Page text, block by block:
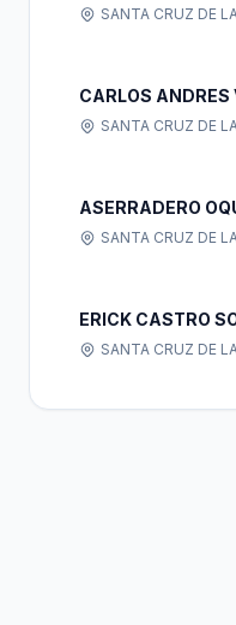
SANTA CRUZ DE
CARLOS ANDRES
SANTA CRUZ DE
ASERRADERO
SANTA CRUZ DE
ERICK CASTRO
SANTA CRUZ DE